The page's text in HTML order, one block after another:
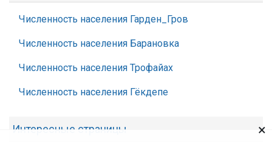
Численность населения Гарден_Гров
Численность населения Барановка
Численность населения Трофайах
Численность населения Гёкдепе
Интересные страницы ×